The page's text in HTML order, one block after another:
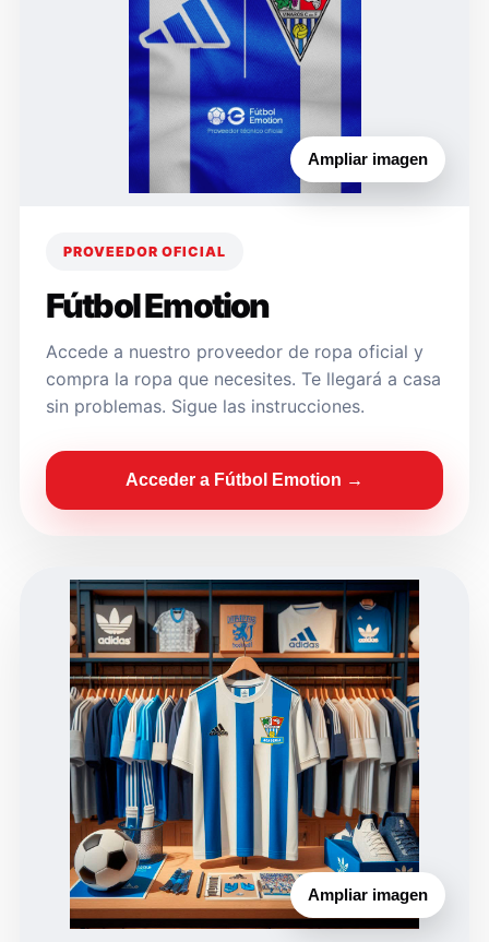
Ampliar imagen
PROVEEDOR OFICIAL
Fútbol Emotion
Accede a nuestro proveedor de ropa oficial y
compra la ropa que necesites. Te llegará a casa
sin problemas. Sigue las instrucciones.
Acceder a Fútbol Emotion →
Ampliar imagen